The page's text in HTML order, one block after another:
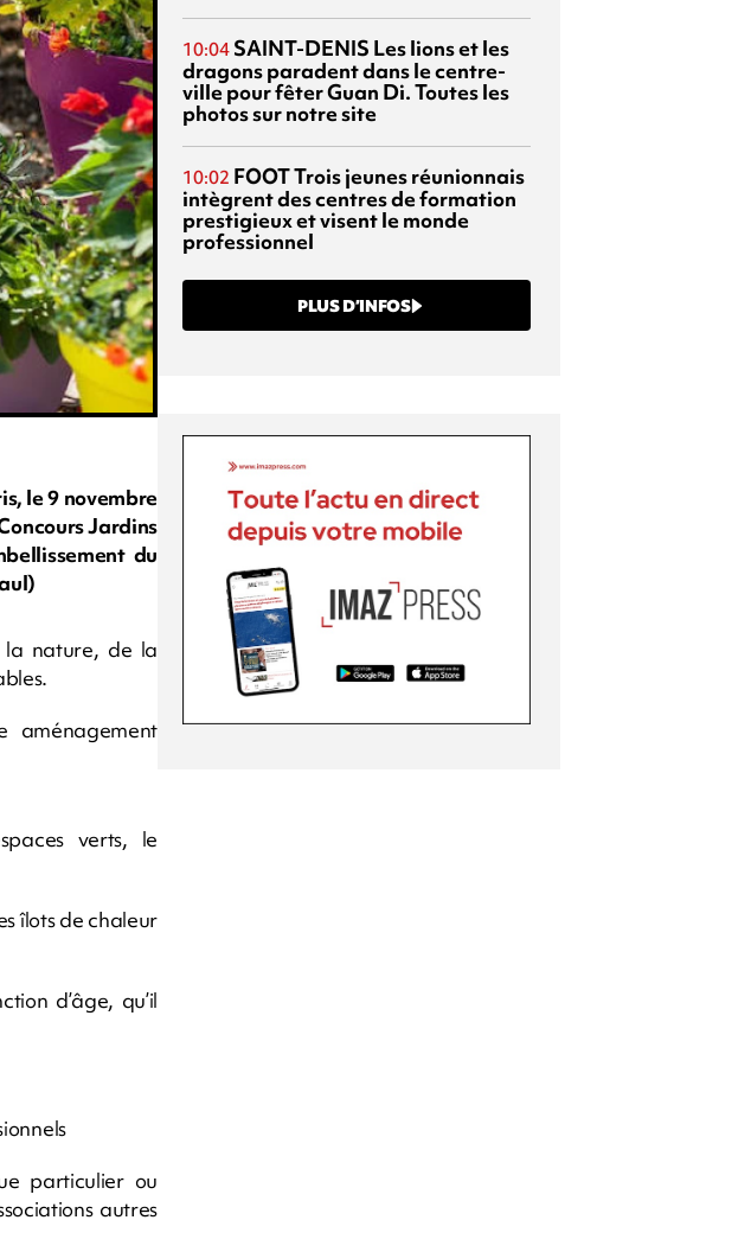
le 9 novembre
Jardins
du
la nature, de la
aménagement
verts, le
îlots de chaleur
d’âge, qu’il
particulier ou
autres
10:04 SAINT-DENIS Les lions et les
dragons paradent dans le centre-
ville pour fêter Guan Di. Toutes les
photos sur notre site
10:02 FOOTTrois jeunes réunionnais
intègrent des centres de formation
prestigieux et visent le monde
professionnel
PLUS D’INFOS